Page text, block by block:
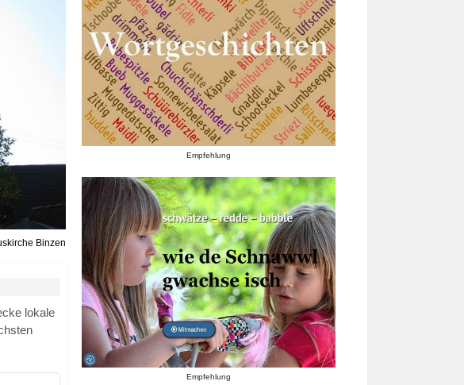
Binzen
lokale
Empfehlung
Empfehlung